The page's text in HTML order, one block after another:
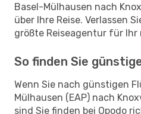
Basel-Mülhausen nach
über Ihre Reise. Verlassen
größte Reiseagentur für Ihr
So finden Sie
Wenn Sie nach günstigen
Mülhausen (EAP) nach
sind Sie finden bei Opodo